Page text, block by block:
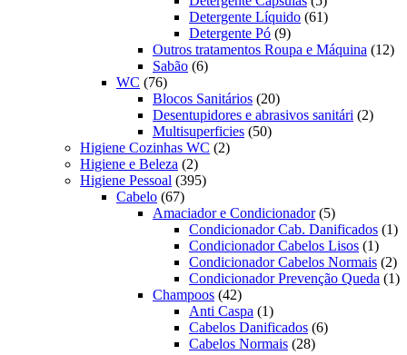
produtos
Detergente Líquido 6161
Detergente Pó 99
produtos
Outros tratamentos Roupa e Máquina 1212
Sabão 66
WC 7676
produtos
Blocos Sanitários 2020
produtos
Desentupidores e abrasivos sanitári 22
Multisuperficies 5050
Higiene Cozinhas WC 22
Higiene e Beleza 22
produtos
Higiene Pessoal 395395
Cabelo 6767
produtos
Amaciador e Condicionador 55
produtos
Condicionador Cab. Danificados 11
Condicionador Cabelos Lisos 11
Condicionador Cabelos Normais 22
Condicionador Prevenção Queda 11
Champoos 4242
produtos
Anti Caspa 11
produto
Cabelos Danificados 66
Cabelos Normais 2828